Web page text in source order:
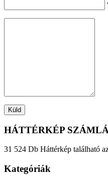
HÁTTÉRKÉP
31 524 Db Háttérkép található
Kategóriák